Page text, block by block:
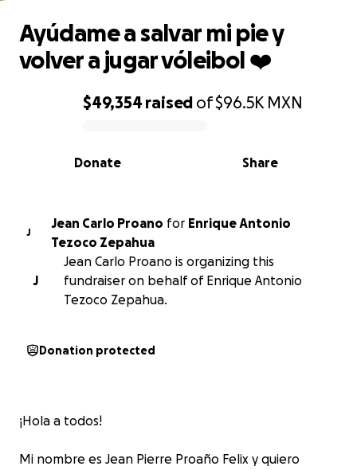
0% complete
$49,354 raised of$96.5K MXN
Share
Donate
Ayúdame a salvar mi pie y
volver a jugar vóleibol ❤️
J
Jean Carlo Proano for Enrique Antonio
Tezoco Zepahua
J
Jean Carlo Proano is organizing this
fundraiser on behalf of Enrique Antonio
Tezoco Zepahua.
Donation protected
¡Hola a todos!
Mi nombre es Jean Pierre Proaño Felix y quiero